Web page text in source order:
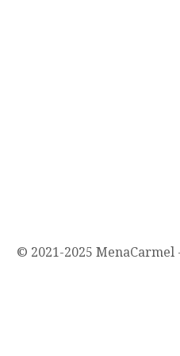
© 2021-2025